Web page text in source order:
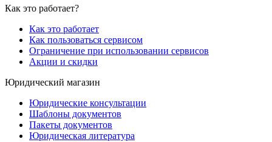
Как это работает?
Как это работает
Как пользоваться сервисом
Ограничение при использовании сервисов
Акции и скидки
Юридический магазин
Юридические консультации
Шаблоны документов
Пакеты документов
Юридическая литература